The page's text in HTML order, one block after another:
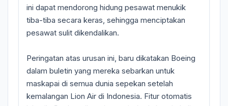
ini dapat mendorong hidung pesawat menukik
tiba-tiba secara keras, sehingga menciptakan
pesawat sulit dikendalikan.
Peringatan atas urusan ini, baru dikatakan Boeing
dalam buletin yang mereka sebarkan untuk
maskapai di semua dunia sepekan setelah
kemalangan Lion Air di Indonesia. Fitur otomatis